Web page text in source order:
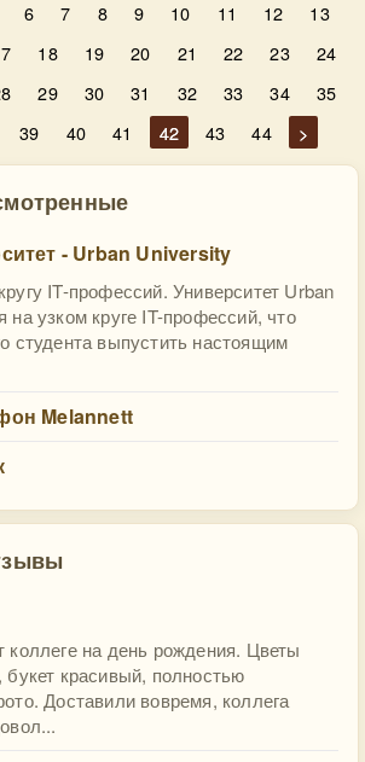
6 7 8 9 10 11 12
13
18 19 20 21 22 23
24
29 30 31 32 33 34
35
39 40 41 42 43 44 >
- Urban University
IT-профессий. Университет Urban
на узком круге IT-профессий, что
студента выпустить настоящим
Melannett
коллеге на день рождения. Цветы
красивый, полностью
Доставили вовремя, коллега